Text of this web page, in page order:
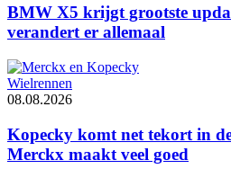
BMW X5 krijgt grootste
verandert er allemaal
Wielrennen
08.08.2026
Kopecky komt net tekort in
Merckx maakt veel goed